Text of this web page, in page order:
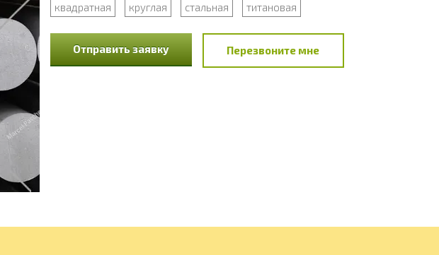
квадратная круглая стальная титановая
Отправить заявку Перезвоните мне